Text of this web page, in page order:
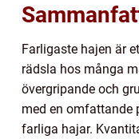
Farligaste hajen är
rädsla hos många
övergripande och
med en omfattande
farliga hajar.